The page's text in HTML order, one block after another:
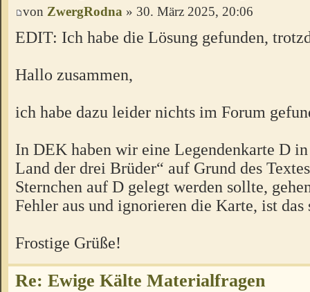
von ZwergRodna » 30. März 2025, 20:06
EDIT: Ich habe die Lösung gefunden,
Hallo zusammen,
ich habe dazu leider nichts im Forum
In DEK haben wir eine Legendenkarte D
Land der drei Brüder“ auf Grund des
Sternchen auf D gelegt werden sollte,
Fehler aus und ignorieren die Karte, ist das
Frostige Grüße!
Re: Ewige Kälte Materialfragen